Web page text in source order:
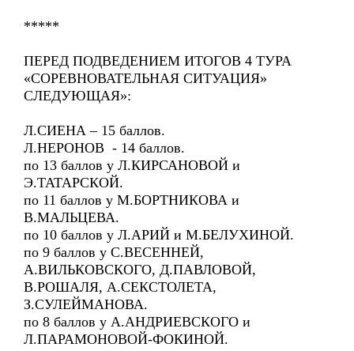
*****
ПЕРЕД ПОДВЕДЕНИЕМ ИТОГОВ 4 ТУРА
«СОРЕВНОВАТЕЛЬНАЯ СИТУАЦИЯ»
СЛЕДУЮЩАЯ»:
Л.СИЕНА – 15 баллов.
Л.НЕРОНОВ - 14 баллов.
по 13 баллов у Л.КИРСАНОВОЙ и
Э.ТАТАРСКОЙ.
по 11 баллов у М.БОРТНИКОВА и
В.МАЛЬЦЕВА.
по 10 баллов у Л.АРИЙ и М.БЕЛУХИНОЙ.
по 9 баллов у С.ВЕСЕННЕЙ,
А.ВИЛЬКОВСКОГО, Д.ПАВЛОВОЙ,
В.РОШАЛЯ, А.СЕКСТОЛЕТА,
З.СУЛЕЙМАНОВА.
по 8 баллов у А.АНДРИЕВСКОГО и
Л.ПАРАМОНОВОЙ-ФОКИНОЙ.